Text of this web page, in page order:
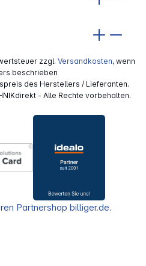
zzgl. Versandkosten, wenn
beschrieben
des Herstellers / Lieferanten.
- Alle Rechte vorbehalten.